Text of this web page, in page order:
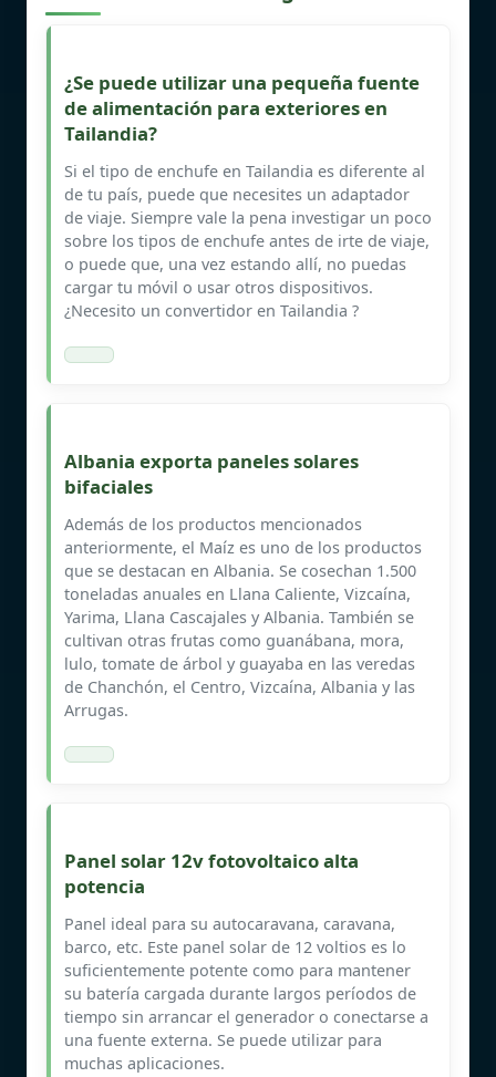
¿Se puede utilizar una pequeña fuente
de alimentación para exteriores en
Tailandia?
Si el tipo de enchufe en Tailandia es diferente al
de tu país, puede que necesites un adaptador
de viaje. Siempre vale la pena investigar un poco
sobre los tipos de enchufe antes de irte de viaje,
o puede que, una vez estando allí, no puedas
cargar tu móvil o usar otros dispositivos.
¿Necesito un convertidor en Tailandia ?
Albania exporta paneles solares
bifaciales
Además de los productos mencionados
anteriormente, el Maíz es uno de los productos
que se destacan en Albania. Se cosechan 1.500
toneladas anuales en Llana Caliente, Vizcaína,
Yarima, Llana Cascajales y Albania. También se
cultivan otras frutas como guanábana, mora,
lulo, tomate de árbol y guayaba en las veredas
de Chanchón, el Centro, Vizcaína, Albania y las
Arrugas.
Panel solar 12v fotovoltaico alta
potencia
Panel ideal para su autocaravana, caravana,
barco, etc. Este panel solar de 12 voltios es lo
suficientemente potente como para mantener
su batería cargada durante largos períodos de
tiempo sin arrancar el generador o conectarse a
una fuente externa. Se puede utilizar para
muchas aplicaciones.